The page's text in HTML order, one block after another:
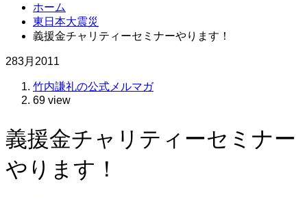
ホーム
東日本大震災
義援金チャリティーセミナーやります！
283月 2011
竹内謙礼の公式メルマガ
69 view
義援金チャリティーセミナー
やります！